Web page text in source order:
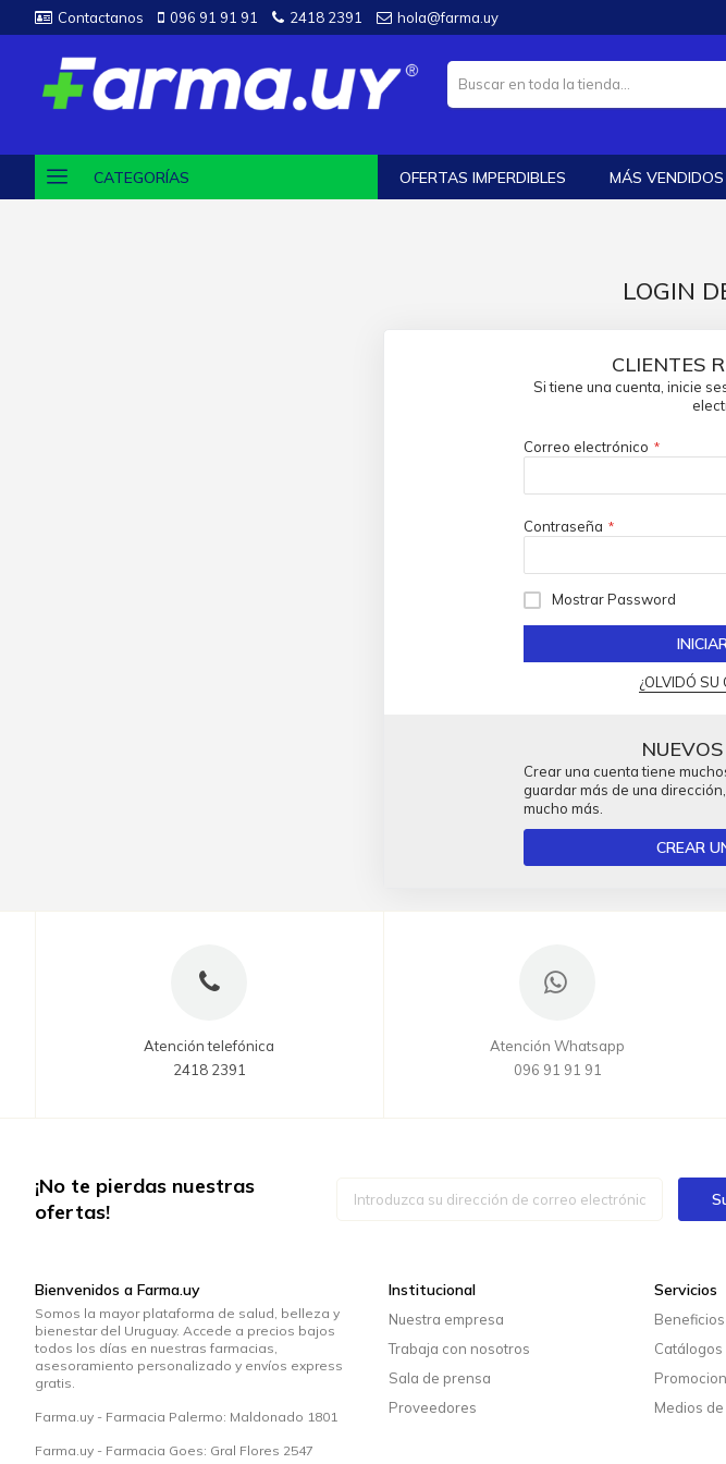
Contactanos 096 91 91 91 2418 2391 hola@farma.uy
CATEGORÍAS OFERTAS IMPERDIBLES MÁS VENDIDOS
LOGIN
CLIENTES
Si tiene una cuenta, inicie
Correo electrónico
Contraseña
Mostrar Password
¿OLVIDÓ SU
Crear una cuenta tiene
guardar más de una
mucho más.
CREAR
Atención telefónica
2418 2391
Atención Whatsapp
096 91 91 91
¡No te pierdas nuestras
ofertas!
Bienvenidos a Farma.uy
Somos la mayor plataforma de salud, belleza y
bienestar del Uruguay. Accede a precios bajos
todos los días en nuestras farmacias,
asesoramiento personalizado y envíos express
gratis.
Farma.uy - Farmacia Palermo: Maldonado 1801
Farma.uy - Farmacia Goes: Gral Flores 2547
Institucional
Nuestra empresa
Trabaja con nosotros
Sala de prensa
Proveedores
Servicios
Beneficios
Catálogos
Medios